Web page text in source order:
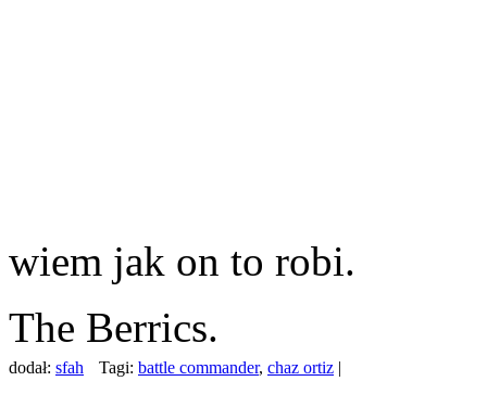
wiem jak on to robi.
The Berrics.
dodał: sfah Tagi: battle commander, chaz ortiz |